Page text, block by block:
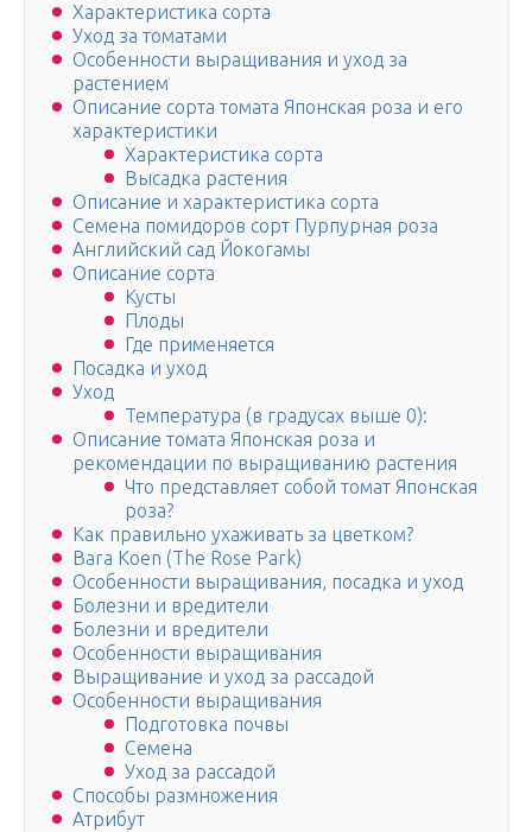
Характеристика сорта
Уход за томатами
Особенности выращивания и уход за
растением
Описание сорта томата Японская роза и его
характеристики
Характеристика сорта
Высадка растения
Описание и характеристика сорта
Семена помидоров сорт Пурпурная роза
Английский сад Йокогамы
Описание сорта
Кусты
Плоды
Где применяется
Посадка и уход
Уход
Температура (в градусах выше 0):
Описание томата Японская роза и
рекомендации по выращиванию растения
Что представляет собой томат Японская
роза?
Как правильно ухаживать за цветком?
Bara Koen (The Rose Park)
Особенности выращивания, посадка и уход
Болезни и вредители
Болезни и вредители
Особенности выращивания
Выращивание и уход за рассадой
Особенности выращивания
Подготовка почвы
Семена
Уход за рассадой
Способы размножения
Атрибут